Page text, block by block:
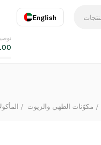
English
Oil 250ml
مكوّنات الطهي والزيوت